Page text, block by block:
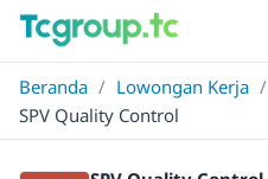
Beranda / Lowongan Kerja /
SPV Quality Control